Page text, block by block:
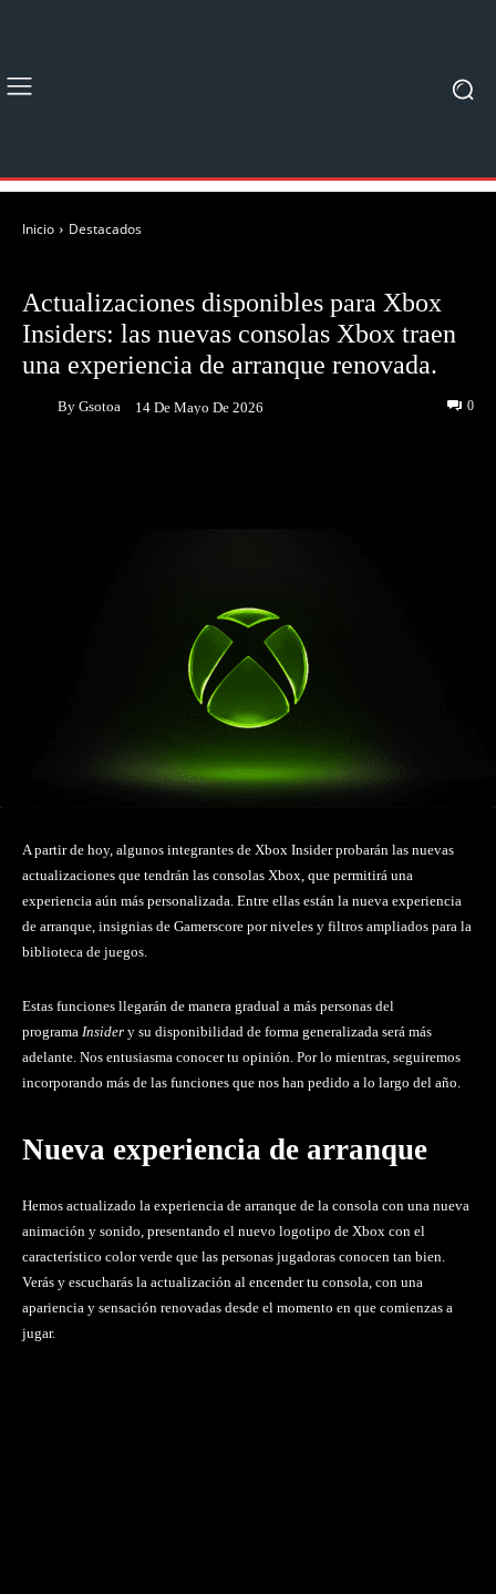
Inicio Destacados
Actualizaciones disponibles para Xbox
Insiders: las nuevas consolas Xbox traen
una experiencia de arranque renovada.
By Gsotoa 14 De Mayo De 2026 0
A partir de hoy, algunos integrantes de Xbox Insider probarán las nuevas
actualizaciones que tendrán las consolas Xbox, que permitirá una
experiencia aún más personalizada. Entre ellas están la nueva experiencia
de arranque, insignias de Gamerscore por niveles y filtros ampliados para la
biblioteca de juegos.
Estas funciones llegarán de manera gradual a más personas del
programa Insider y su disponibilidad de forma generalizada será más
adelante. Nos entusiasma conocer tu opinión. Por lo mientras, seguiremos
incorporando más de las funciones que nos han pedido a lo largo del año.
Nueva experiencia de arranque
Hemos actualizado la experiencia de arranque de la consola con una nueva
animación y sonido, presentando el nuevo logotipo de Xbox con el
característico color verde que las personas jugadoras conocen tan bien.
Verás y escucharás la actualización al encender tu consola, con una
apariencia y sensación renovadas desde el momento en que comienzas a
jugar.